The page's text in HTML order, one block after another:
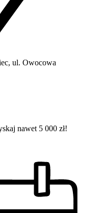
ul. Owocowa
nawet 5 000 zł!